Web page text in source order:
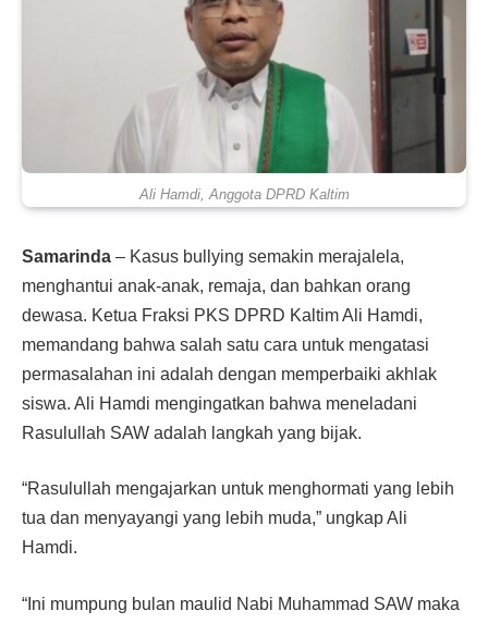
Ali Hamdi, Anggota DPRD Kaltim
Samarinda – Kasus bullying semakin merajalela,
menghantui anak-anak, remaja, dan bahkan orang
dewasa. Ketua Fraksi PKS DPRD Kaltim Ali Hamdi,
memandang bahwa salah satu cara untuk mengatasi
permasalahan ini adalah dengan memperbaiki akhlak
siswa. Ali Hamdi mengingatkan bahwa meneladani
Rasulullah SAW adalah langkah yang bijak.
“Rasulullah mengajarkan untuk menghormati yang lebih
tua dan menyayangi yang lebih muda,” ungkap Ali
Hamdi.
“Ini mumpung bulan maulid Nabi Muhammad SAW maka